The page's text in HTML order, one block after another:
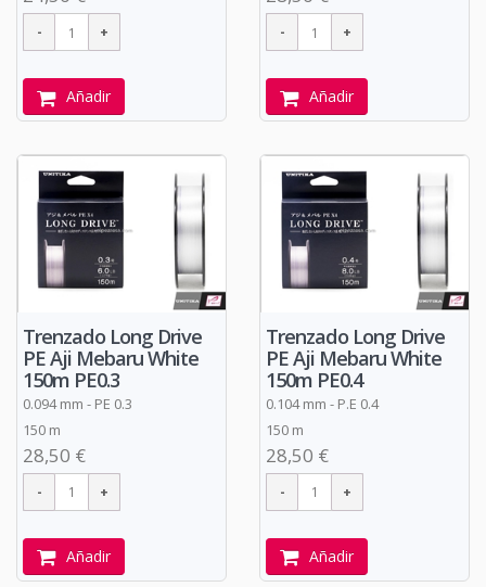
Añadir Añadir
Trenzado Long Drive
PE Aji Mebaru White
150m PE0.3
0.094 mm - PE 0.3
150 m
28,50 €
Añadir
Trenzado Long Drive
PE Aji Mebaru White
150m PE0.4
0.104 mm - P.E 0.4
150 m
28,50 €
Añadir